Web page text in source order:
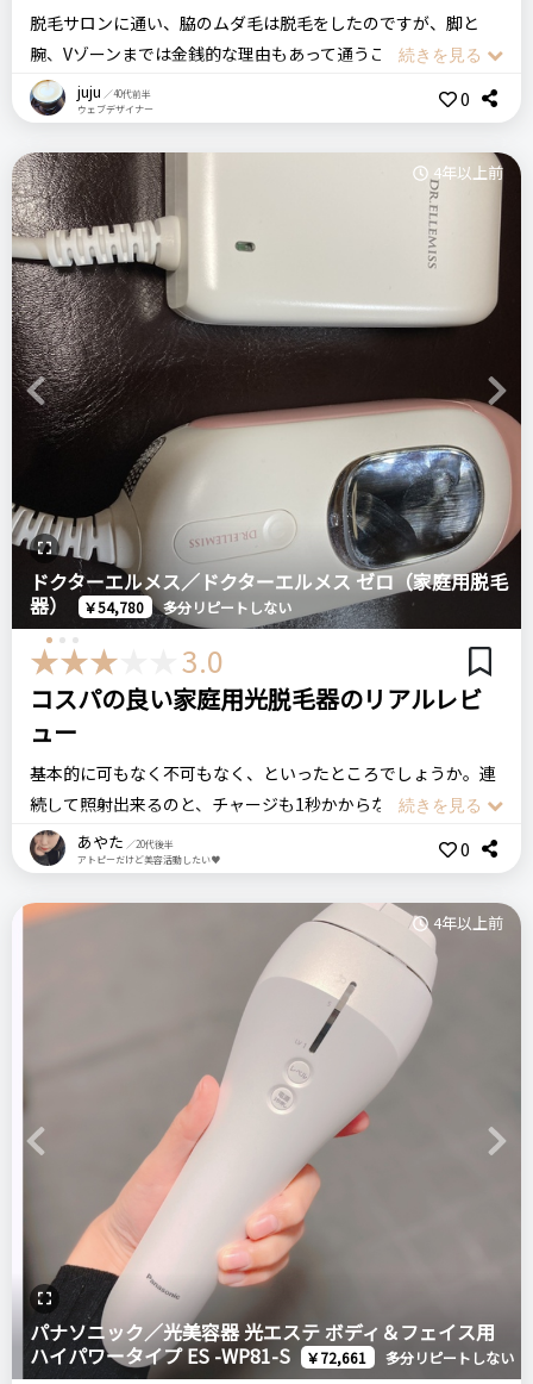
脱毛サロンに通い、脇のムダ毛は脱毛をしたのですが、脚と
腕、Vゾーンまでは金銭的な理由もあって通うことができず、特
に脚のムダ毛に悩んでいました。
店頭でふと目にとまり購入したのがこちらの脱毛器です。かな
くれています。
お風呂上がりの毛穴が開いている時に、気になる箇所のみをさ
っと脱毛しています。ボディソープを使い浴室で脱毛できるよ
うなのですが、私はお風呂上がりにさっと使っています。防水
性なので水に濡れても大丈夫で、水洗いもできるので助かって
います。
また充電式のため、電池を気にせず使えるのもありがたいで
す。
ムダ毛をしっかりキャッチし抜いてくれるので、月に数回のみ
の利用で、ムダ毛を気にせず出かけることができるようになり
ました。利用した後は、お肌に保湿クリームをよく塗り込ん
で、ケアをいつもよりも念入りに行っています。脱毛時に脚腕
のケアも行っているので、毛穴のトラブルもありません。
ずいぶん長く愛用させてもらっているのに、まだまだ現役なの
はさすがPanasonic製という感じですね。もし買い替え時が来
ても、Panasonic製で検討する予定です。
Panasonic パナソニック
リピート回数・頻度
10年以上愛用しています。 次回もリピートしたい◎
ログイン
充電式で気になるときにさっと使うことができるのがとても便
お風呂上がりの毛穴が開いているとき以外は痛みがあります。
毛穴が開いているとき以外は痛みがあるので、お風呂上がりの
利用をお勧めします。
おすすめする人・おすすめしない人
juju ／40代前半
ウェブデザイナー
0
Previous Next
4年以上前
ドクターエルメス／ドクターエルメス ゼロ（家庭用脱毛
器）
￥54,780 多分リピートしない
3.0
コスパの良い家庭用光脱毛器のリアルレビ
ュー
基本的に可もなく不可もなく、といったところでしょうか。連
続して照射出来るのと、チャージも1秒かからない程度で出来
るので使いやすいです。
やした方が良いかと思います
・どの脱毛器でも同じだと思いますが、照射後には保湿、 必須
です。私は敏感肌なので保湿サボると痒みが出ます
・1年半使ってますが、腕や足の毛はだいぶ薄くなりました
DR.ELLEMISS ドクターエルメス
ドクターエルメス ゼロ（家庭用脱毛器）
リピート回数・頻度
1年半
次回のリピート予定
多分リピートしない
良いところ
・チャージが早い。公式サイトによると最速0.3秒間隔。
あやた ／20代後半
アトピーだけど美容活動したい♥
0
Previous Next
4年以上前
パナソニック／光美容器 光エステ ボディ＆フェイス用
ハイパワータイプ ES -WP81-S
￥72,661 多分リピートしない